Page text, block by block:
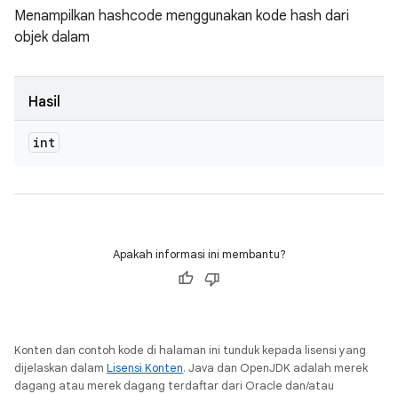
Menampilkan hashcode menggunakan kode hash dari
objek dalam
Hasil
int
Apakah informasi ini membantu?
Konten dan contoh kode di halaman ini tunduk kepada lisensi yang
dijelaskan dalam Lisensi Konten. Java dan OpenJDK adalah merek
dagang atau merek dagang terdaftar dari Oracle dan/atau